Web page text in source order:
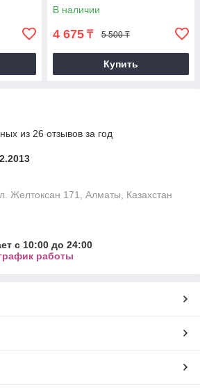
В наличии
4 675 ₸ 5 500 ₸
Купить
из 26 отзывов за год
Желтоксан 171, Алматы, Казахстан
с 10:00 до 24:00
работы